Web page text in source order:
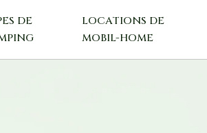
DE
LOCATIONS DE
MOBIL-HOME